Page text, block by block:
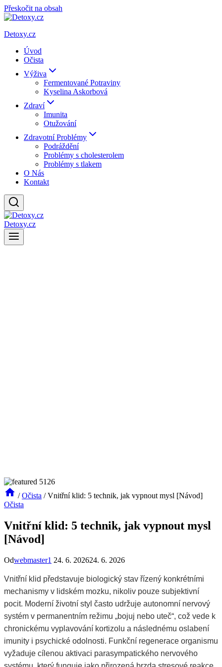
Přeskočit na obsah
Detoxy.cz
Úvod
Očista
Výživa
Fermentované Potraviny
Kyselina Askorbová
Zdraví
Imunita
Otužování
Zdravotní Problémy
Podráždění
Problémy s cholesterolem
Problémy s tlakem
O Nás
Kontakt
Detoxy.cz
/ Očista / Vnitřní klid: 5 technik, jak vypnout mysl [Návod]
Očista
Vnitřní klid: 5 technik, jak vypnout mysl
[Návod]
Odwebmaster1 24. 6. 202624. 6. 2026
Vnitřní klid představuje biologický stav řízený konkrétními
mechanismy v lidském mozku, nikoliv pouze subjektivní
pocit. Moderní životní styl často udržuje autonomní nervový
systém v permanentním režimu „bojuj nebo uteč“, což vede k
chronickému vyplavování kortizolu a následnému oslabení
imunity i psychické odolnosti. Funkční regenerace organismu
vyžaduje cílenou aktivaci parasympatického nervového